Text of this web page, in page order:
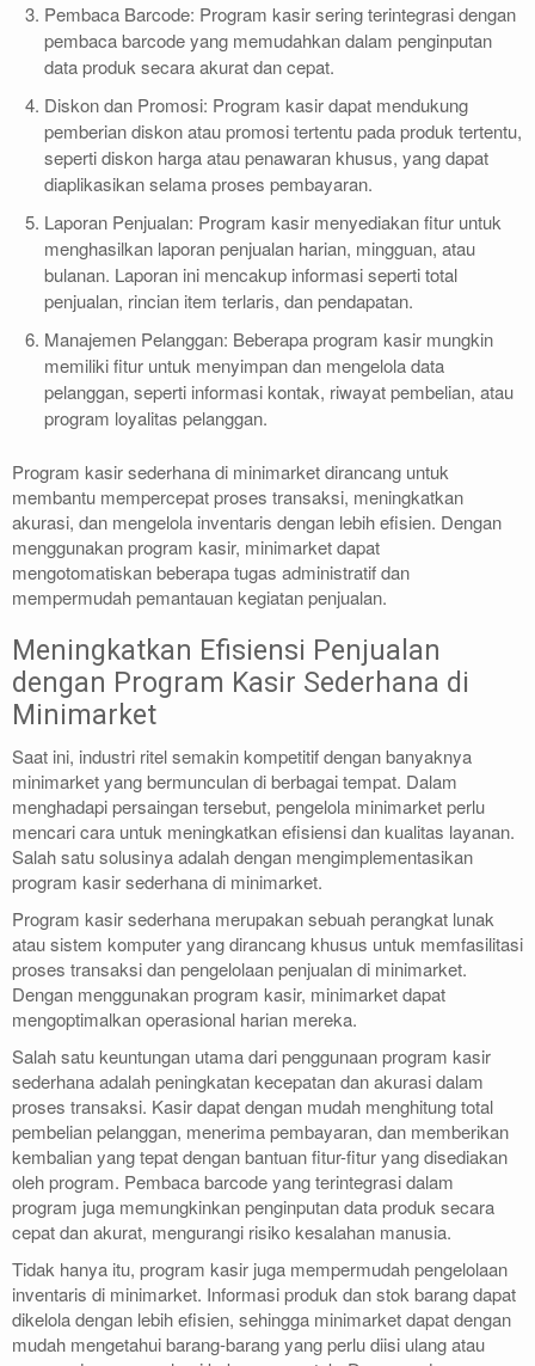
Pembaca Barcode: Program kasir sering terintegrasi dengan
pembaca barcode yang memudahkan dalam penginputan
data produk secara akurat dan cepat.
Diskon dan Promosi: Program kasir dapat mendukung
pemberian diskon atau promosi tertentu pada produk tertentu,
seperti diskon harga atau penawaran khusus, yang dapat
diaplikasikan selama proses pembayaran.
Laporan Penjualan: Program kasir menyediakan fitur untuk
menghasilkan laporan penjualan harian, mingguan, atau
bulanan. Laporan ini mencakup informasi seperti total
penjualan, rincian item terlaris, dan pendapatan.
Manajemen Pelanggan: Beberapa program kasir mungkin
memiliki fitur untuk menyimpan dan mengelola data
pelanggan, seperti informasi kontak, riwayat pembelian, atau
program loyalitas pelanggan.
Program kasir sederhana di minimarket dirancang untuk
membantu mempercepat proses transaksi, meningkatkan
akurasi, dan mengelola inventaris dengan lebih efisien. Dengan
menggunakan program kasir, minimarket dapat
mengotomatiskan beberapa tugas administratif dan
mempermudah pemantauan kegiatan penjualan.
Meningkatkan Efisiensi Penjualan
dengan Program Kasir Sederhana di
Minimarket
Saat ini, industri ritel semakin kompetitif dengan banyaknya
minimarket yang bermunculan di berbagai tempat. Dalam
menghadapi persaingan tersebut, pengelola minimarket perlu
mencari cara untuk meningkatkan efisiensi dan kualitas layanan.
Salah satu solusinya adalah dengan mengimplementasikan
program kasir sederhana di minimarket.
Program kasir sederhana merupakan sebuah perangkat lunak
atau sistem komputer yang dirancang khusus untuk memfasilitasi
proses transaksi dan pengelolaan penjualan di minimarket.
Dengan menggunakan program kasir, minimarket dapat
mengoptimalkan operasional harian mereka.
Salah satu keuntungan utama dari penggunaan program kasir
sederhana adalah peningkatan kecepatan dan akurasi dalam
proses transaksi. Kasir dapat dengan mudah menghitung total
pembelian pelanggan, menerima pembayaran, dan memberikan
kembalian yang tepat dengan bantuan fitur-fitur yang disediakan
oleh program. Pembaca barcode yang terintegrasi dalam
program juga memungkinkan penginputan data produk secara
cepat dan akurat, mengurangi risiko kesalahan manusia.
Tidak hanya itu, program kasir juga mempermudah pengelolaan
inventaris di minimarket. Informasi produk dan stok barang dapat
dikelola dengan lebih efisien, sehingga minimarket dapat dengan
mudah mengetahui barang-barang yang perlu diisi ulang atau